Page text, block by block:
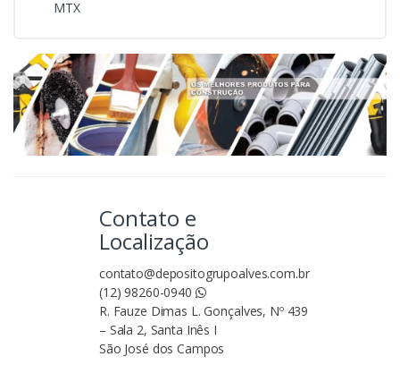
MTX
Contato e
Localização
contato@depositogrupoalves.com.br
(12) 98260-0940
R. Fauze Dimas L. Gonçalves, Nº 439
– Sala 2, Santa Inês I
São José dos Campos